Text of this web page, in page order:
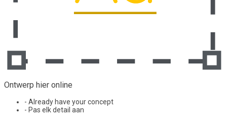
Ontwerp hier online
- Already have your concept
- Pas elk detail aan